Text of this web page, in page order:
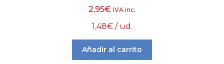
2,95€ IVA inc.
1,48€ / ud.
Añadir al carrito